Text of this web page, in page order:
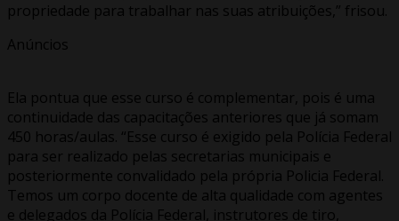
propriedade para trabalhar nas suas atribuições,” frisou.
Anúncios
Ela pontua que esse curso é complementar, pois é uma
continuidade das capacitações anteriores que já somam
450 horas/aulas. “Esse curso é exigido pela Polícia Federal
para ser realizado pelas secretarias municipais e
posteriormente convalidado pela própria Policia Federal.
Temos um corpo docente de alta qualidade com agentes
e delegados da Polícia Federal, instrutores de tiro,